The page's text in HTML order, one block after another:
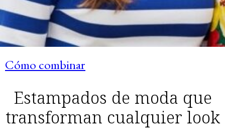
Cómo combinar
Estampados de moda que
transforman cualquier look